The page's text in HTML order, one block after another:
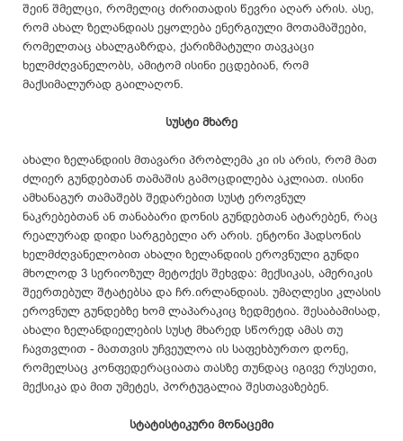
შეინ შმელცი, რომელიც ძირითადის წევრი აღარ არის. ასე,
რომ ახალ ზელანდიას ეყოლება ენერგიული მოთამაშეები,
რომელთაც ახალგაზრდა, ქარიზმატული თავკაცი
ხელმძღვანელობს, ამიტომ ისინი ეცდებიან, რომ
მაქსიმალურად გაილაღონ.
სუსტი მხარე
ახალი ზელანდიის მთავარი პრობლემა კი ის არის, რომ მათ
ძლიერ გუნდებთან თამაშის გამოცდილება აკლიათ. ისინი
ამხანაგურ თამაშებს შედარებით სუსტ ეროვნულ
ნაკრებებთან ან თანაბარი დონის გუნდებთან ატარებენ, რაც
რეალურად დიდი სარგებელი არ არის. ენტონი ჰადსონის
ხელმძღვანელობით ახალი ზელანდიის ეროვნული გუნდი
მხოლოდ 3 სერიოზულ მეტოქეს შეხვდა: მექსიკას, ამერიკის
შეერთებულ შტატებსა და ჩრ.ირლანდიას. უმაღლესი კლასის
ეროვნულ გუნდებზე ხომ ლაპარაკიც ზედმეტია. შესაბამისად,
ახალი ზელანდიელების სუსტ მხარედ სწორედ ამას თუ
ჩავთვლით - მათთვის უჩვეულოა ის საფეხბურთო დონე,
რომელსაც კონფედერაციათა თასზე თუნდაც იგივე რუსეთი,
მექსიკა და მით უმეტეს, პორტუგალია შესთავაზებენ.
სტატისტიკური მონაცემი